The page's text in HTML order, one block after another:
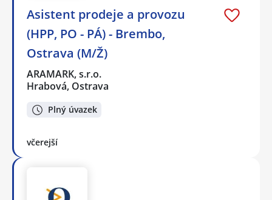
Asistent prodeje a provozu
(HPP, PO - PÁ) - Brembo,
Ostrava (M/Ž)
ARAMARK, s.r.o.
Hrabová, Ostrava
Plný úvazek
včerejší